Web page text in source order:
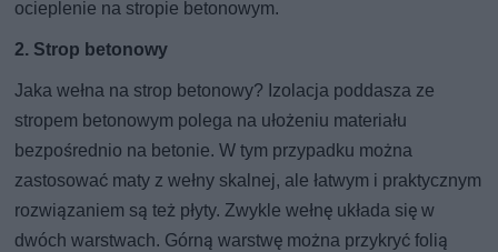
ocieplenie na stropie betonowym.
2. Strop betonowy
Jaka wełna na strop betonowy? Izolacja poddasza ze
stropem betonowym polega na ułożeniu materiału
bezpośrednio na betonie. W tym przypadku można
zastosować maty z wełny skalnej, ale łatwym i praktycznym
rozwiązaniem są też płyty. Zwykle wełnę układa się w
dwóch warstwach. Górną warstwę można przykryć folią